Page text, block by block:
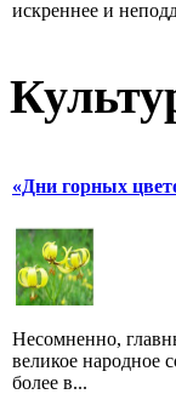
искреннее и
«Дни горных
Несомненно,
великое народное
более в...